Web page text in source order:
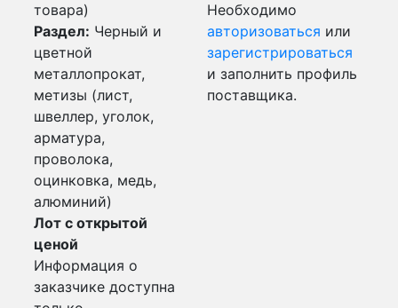
товара)
Раздел: Черный и
цветной
металлопрокат,
метизы (лист,
швеллер, уголок,
арматура,
проволока,
оцинковка, медь,
алюминий)
Лот с открытой
ценой
Информация о
заказчике доступна
Необходимо
авторизоваться или
зарегистрироваться
и заполнить профиль
поставщика.